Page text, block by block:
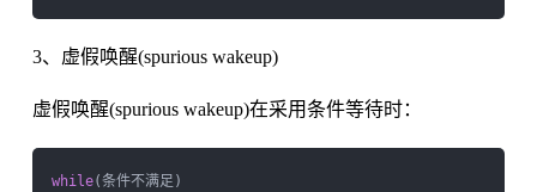
3、虚假唤醒(spurious wakeup)
虚假唤醒(spurious wakeup)在采用条件等待时：
while(条件不满足)